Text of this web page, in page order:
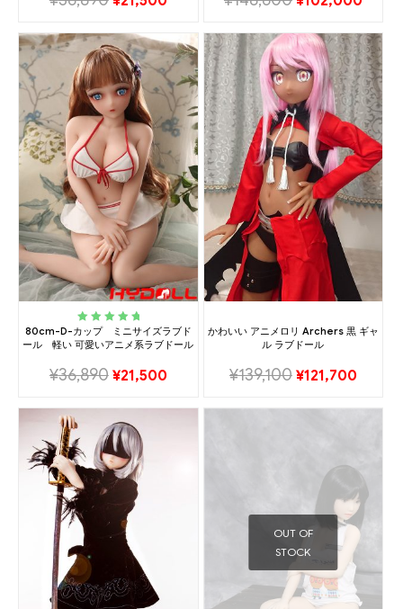
Rated 5.00 out
of 5
80cm-D-カップ ミニサイズラブド
ール 軽い 可愛いアニメ系ラブドール
¥36,890 ¥21,500
かわいい アニメロリ Archers 黒 ギャ
ル ラブドール
¥139,100 ¥121,700
OUT OF
STOCK